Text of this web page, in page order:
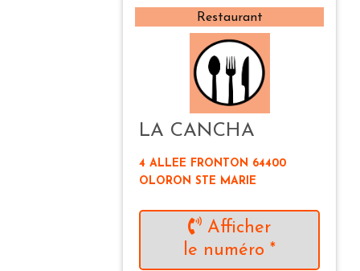
Restaurant
LA CANCHA
4 ALLEE FRONTON 64400
OLORON STE MARIE
Afficher
le numéro *